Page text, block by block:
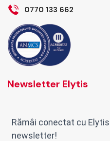
0770 133 662
Newsletter Elytis
Rămâi conectat cu
newsletter!